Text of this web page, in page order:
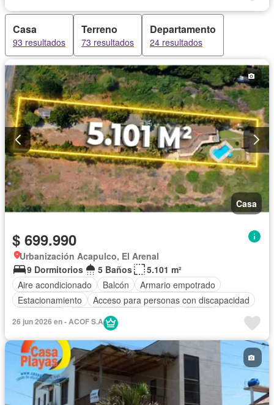
Casa
93 resultados
Terreno
73 resultados
Departamento
24 resultados
Casa
$ 699.990
Urbanización Acapulco, El Arenal
9 Dormitorios
5 Baños
5.101 m²
Aire acondicionado
Balcón
Armario empotrado
Estacionamiento
Acceso para personas con discapacidad
Cocina equipada
Vista panorámica
Cuarto de servicio
Patio
26 jun 2026 en - ACOF S.A